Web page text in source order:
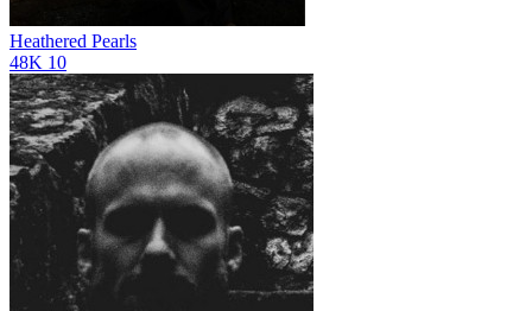
Heathered Pearls
48K 10